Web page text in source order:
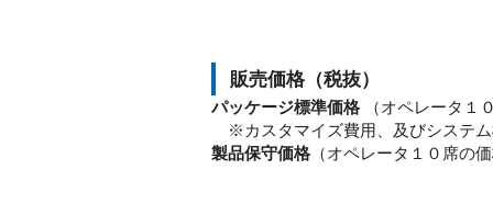
販売価格（税抜）
パッケージ標準価格（オペレータ１
※カスタマイズ費用、及びシステ
製品保守価格（オペレータ１０席の